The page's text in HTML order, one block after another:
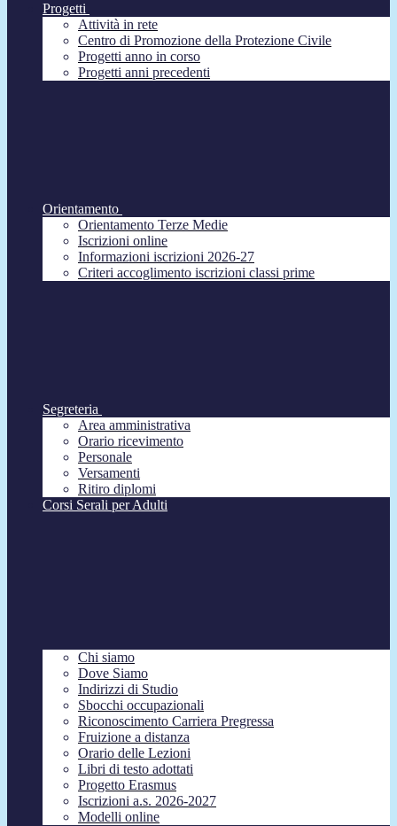
Progetti
Attività in rete
Centro di Promozione della Protezione Civile
Progetti anno in corso
Progetti anni precedenti
Orientamento
Orientamento Terze Medie
Iscrizioni online
Informazioni iscrizioni 2026-27
Criteri accoglimento iscrizioni classi prime
Segreteria
Area amministrativa
Orario ricevimento
Personale
Versamenti
Ritiro diplomi
Corsi Serali per Adulti
Chi siamo
Dove Siamo
Indirizzi di Studio
Sbocchi occupazionali
Riconoscimento Carriera Pregressa
Fruizione a distanza
Orario delle Lezioni
Libri di testo adottati
Progetto Erasmus
Iscrizioni a.s. 2026-2027
Modelli online